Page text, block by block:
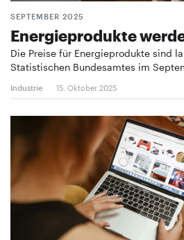
SEPTEMBER 2025
Energieprodukte
Die Preise für Energieprodukte sind
Statistischen Bundesamtes im
Industrie 15. Oktober 2025